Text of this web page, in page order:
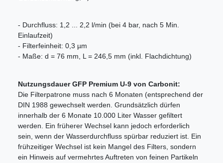
- Durchfluss: 1,2 ... 2,2 l/min (bei 4 bar, nach 5 Min.
Einlaufzeit)
- Filterfeinheit: 0,3 µm
- Maße: d = 76 mm, L = 246,5 mm (inkl. Flachdichtung)
Nutzungsdauer GFP Premium U-9 von Carbonit:
Die Filterpatrone muss nach 6 Monaten (entsprechend der
DIN 1988 gewechselt werden. Grundsätzlich dürfen
innerhalb der 6 Monate 10.000 Liter Wasser gefiltert
werden. Ein früherer Wechsel kann jedoch erforderlich
sein, wenn der Wasserdurchfluss spürbar reduziert ist. Ein
frühzeitiger Wechsel ist kein Mangel des Filters, sondern
ein Hinweis auf vermehrtes Auftreten von feinen Partikeln